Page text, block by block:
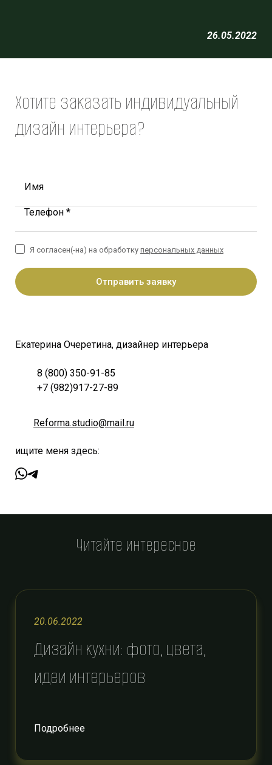
26.05.2022
Хотите заказать индивидуальный
дизайн интерьера?
Екатерина Очеретина, дизайнер интерьера
8 (800) 350-91-85
+7 (982)917-27-89
Reforma.studio@mail.ru
ищите меня здесь:
Имя
Телефон *
Отправить заявку
Я согласен(-на) на обработку персональных данных
Читайте интересное
20.06.2022
Дизайн кухни: фото, цвета,
идеи интерьеров
Подробнее